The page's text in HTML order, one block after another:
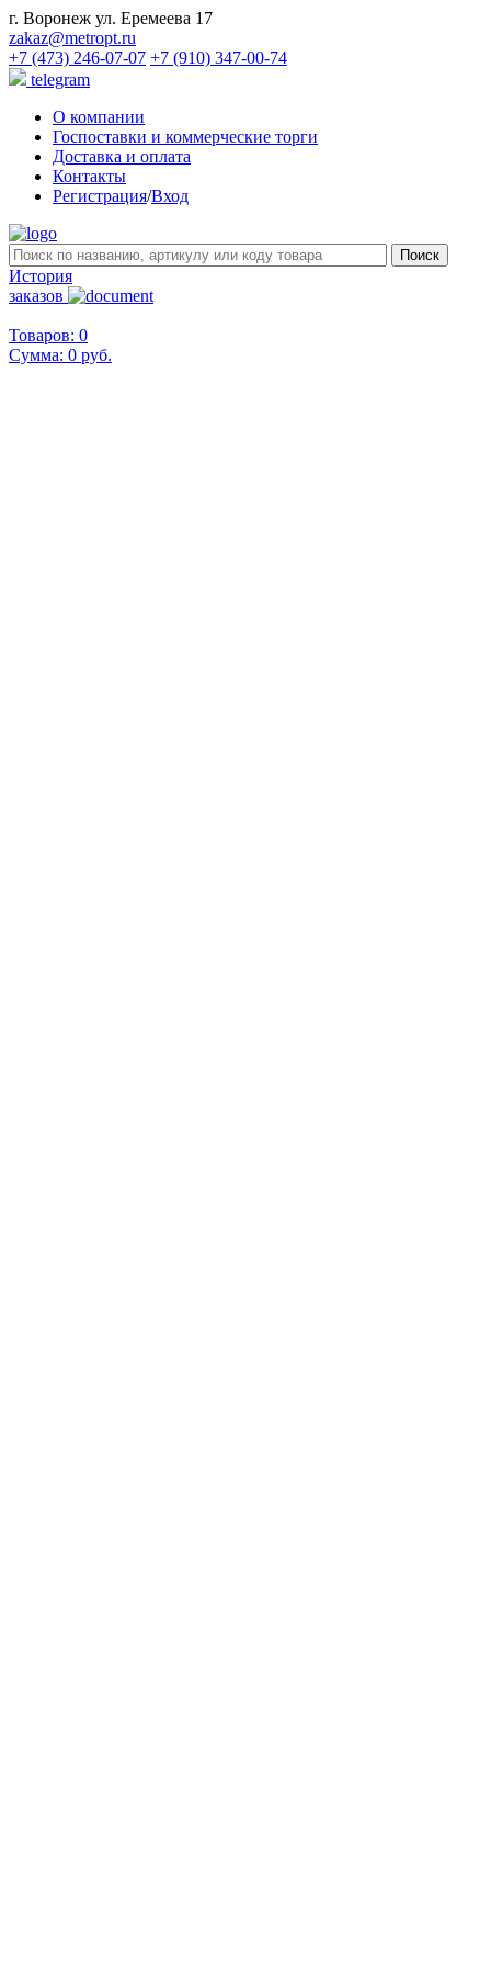
г. Воронеж ул. Еремеева 17
zakaz@metropt.ru
+7 (473) 246-07-07 +7 (910) 347-00-74
telegram
О компании
Госпоставки и коммерческие торги
Доставка и оплата
Контакты
Регистрация/Вход
История
заказов
Товаров: 0
Сумма: 0 руб.